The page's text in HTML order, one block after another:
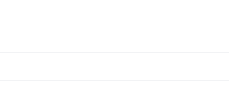
por um preço
inteligente.